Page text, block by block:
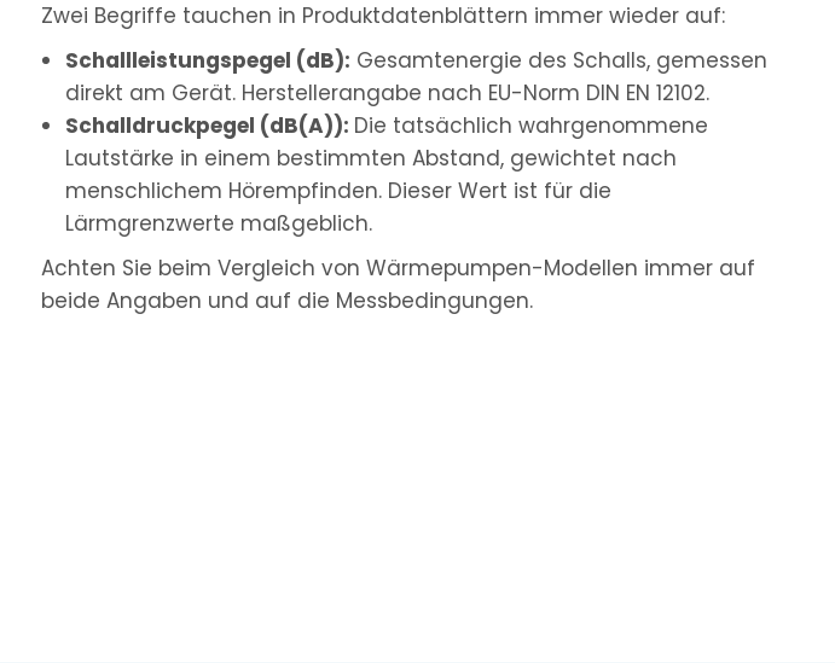
Zwei Begriffe tauchen in Produktdatenblättern immer wieder auf:
Schallleistungspegel (dB): Gesamtenergie des Schalls, gemessen
direkt am Gerät. Herstellerangabe nach EU-Norm DIN EN 12102.
Schalldruckpegel (dB(A)): Die tatsächlich wahrgenommene
Lautstärke in einem bestimmten Abstand, gewichtet nach
menschlichem Hörempfinden. Dieser Wert ist für die
Lärmgrenzwerte maßgeblich.
Achten Sie beim Vergleich von Wärmepumpen-Modellen immer auf
beide Angaben und auf die Messbedingungen.